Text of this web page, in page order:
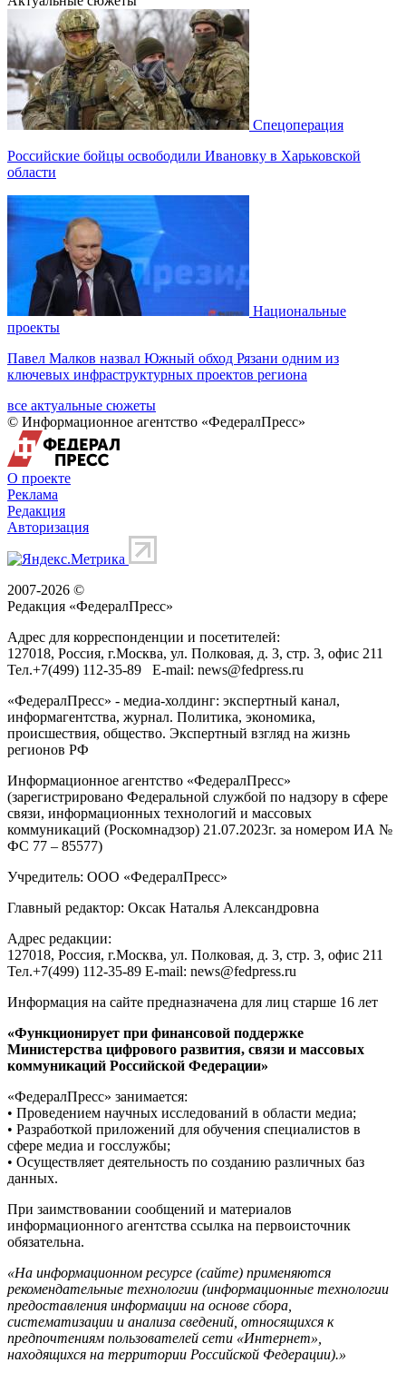
Спецоперация
Российские бойцы освободили Ивановку в Харьковской
области
Национальные
проекты
Павел Малков назвал Южный обход Рязани одним из
ключевых инфраструктурных проектов региона
все актуальные сюжеты
© Информационное агентство «ФедералПресс»
О проекте
Реклама
Редакция
Авторизация
2007-2026 ©
Редакция «ФедералПресс»
Адрес для корреспонденции и посетителей:
127018, Россия, г.Москва, ул. Полковая, д. 3, стр. 3, офис 211
Тел.+7(499) 112-35-89 E-mail: news@fedpress.ru
«ФедералПресс» - медиа-холдинг: экспертный канал,
информагентства, журнал. Политика, экономика,
происшествия, общество. Экспертный взгляд на жизнь
регионов РФ
Информационное агентство «ФедералПресс»
(зарегистрировано Федеральной службой по надзору в сфере
связи, информационных технологий и массовых
коммуникаций (Роскомнадзор) 21.07.2023г. за номером ИА №
ФС 77 – 85577)
Учредитель: ООО «ФедералПресс»
Главный редактор: Оксак Наталья Александровна
Адрес редакции:
127018, Россия, г.Москва, ул. Полковая, д. 3, стр. 3, офис 211
Тел.+7(499) 112-35-89 E-mail: news@fedpress.ru
Информация на сайте предназначена для лиц старше 16 лет
«Функционирует при финансовой поддержке
Министерства цифрового развития, связи и массовых
коммуникаций Российской Федерации»
«ФедералПресс» занимается:
• Проведением научных исследований в области медиа;
• Разработкой приложений для обучения специалистов в
сфере медиа и госслужбы;
• Осуществляет деятельность по созданию различных баз
данных.
При заимствовании сообщений и материалов
информационного агентства ссылка на первоисточник
обязательна.
«На информационном ресурсе (сайте) применяются
рекомендательные технологии (информационные технологии
предоставления информации на основе сбора,
систематизации и анализа сведений, относящихся к
предпочтениям пользователей сети «Интернет»,
находящихся на территории Российской Федерации).»